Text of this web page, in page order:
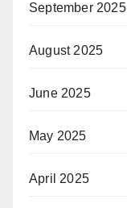
September 2025
August 2025
June 2025
May 2025
April 2025